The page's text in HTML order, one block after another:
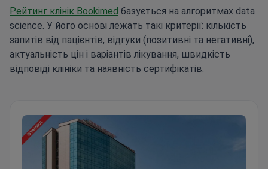
Рейтинг клінік Bookimed базується на алгоритмах data
science. У його основі лежать такі критерії: кількість
запитів від пацієнтів, відгуки (позитивні та негативні),
актуальність цін і варіантів лікування, швидкість
відповіді клініки та наявність сертифікатів.